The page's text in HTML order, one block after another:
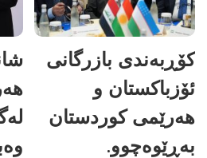
کۆڕبەندی بازرگانی
ئۆزباکستان و
هەرێمی کوردستان
بەڕێوەچوو.